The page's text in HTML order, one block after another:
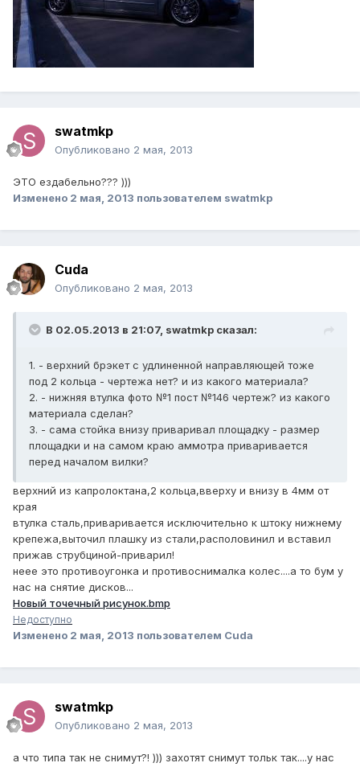
swatmkp
Опубликовано 2 мая, 2013
ЭТО ездабельно??? )))
Изменено 2 мая, 2013 пользователем swatmkp
Cuda
Опубликовано 2 мая, 2013
В 02.05.2013 в 21:07, swatmkp сказал:
1. - верхний брэкет с удлиненной направляющей тоже
под 2 кольца - чертежа нет? и из какого материала?
2. - нижняя втулка фото №1 пост №146 чертеж? из какого
материала сделан?
3. - сама стойка внизу приваривал площадку - размер
площадки и на самом краю аммотра приваривается
перед началом вилки?
верхний из капролоктана,2 кольца,вверху и внизу в 4мм от
края
втулка сталь,приваривается исключительно к штоку нижнему
крепежа,выточил плашку из стали,располовинил и вставил
прижав струбциной-приварил!
неее это противоугонка и противоснималка колес....а то бум у
нас на снятие дисков...
Новый точечный рисунок.bmp
Недоступно
Изменено 2 мая, 2013 пользователем Cuda
swatmkp
Опубликовано 2 мая, 2013
а что типа так не снимут?! ))) захотят снимут тольк так....у нас